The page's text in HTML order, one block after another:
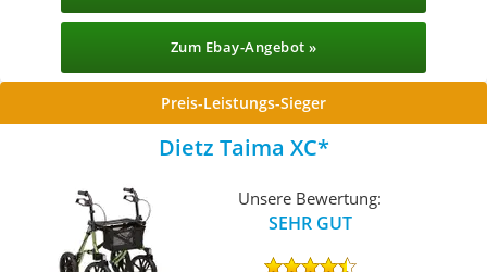
Zum Ebay-Angebot »
Preis-Leistungs-Sieger
Dietz Taima XC
Unsere Bewertung:
SEHR GUT